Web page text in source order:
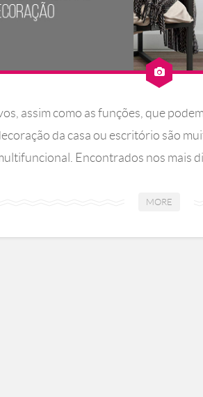
assim como as funções, que
da casa ou escritório são
Encontrados nos mais
MORE